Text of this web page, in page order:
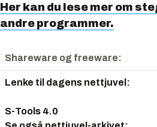
Her kan du lese mer om
andre programmer.
Shareware og freeware:
Lenke til dagens nettjuvel :
S-Tools 4.0